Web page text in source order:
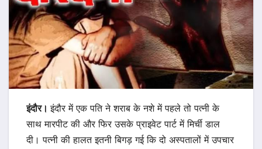
इंदौर।इंदौर में एक पति ने शराब के नशे में पहले तो पत्नी के
साथ मारपीट की और फिर उसके प्राइवेट पार्ट में मिर्ची डाल
दी। पत्नी की हालत इतनी बिगड़ गई कि दो अस्पतालों में उपचार